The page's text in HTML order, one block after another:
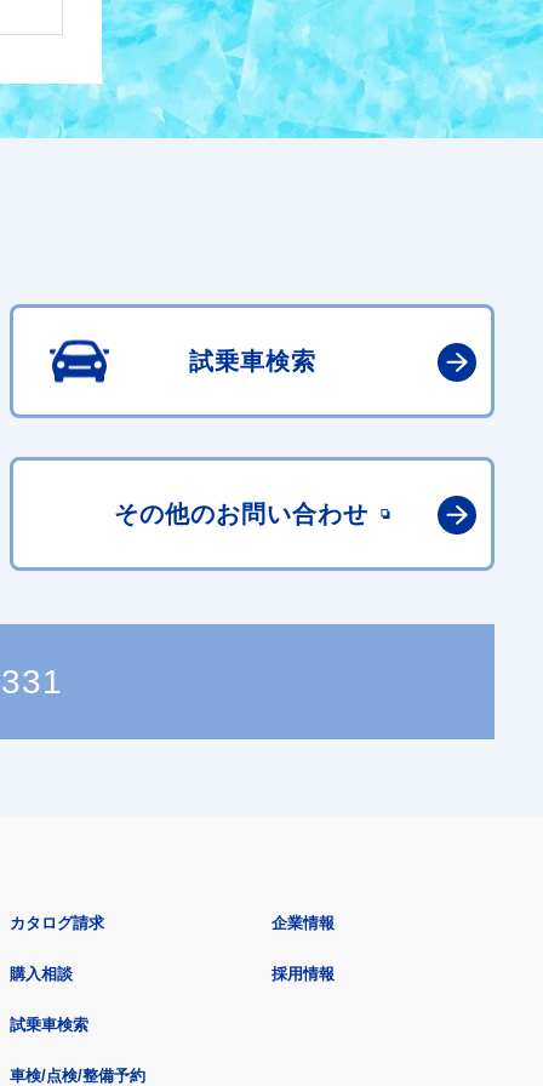
試乗車検索
その他のお問い合わせ
カタログ請求
購入相談
試乗車検索
車検/点検/整備予約
企業情報
採用情報